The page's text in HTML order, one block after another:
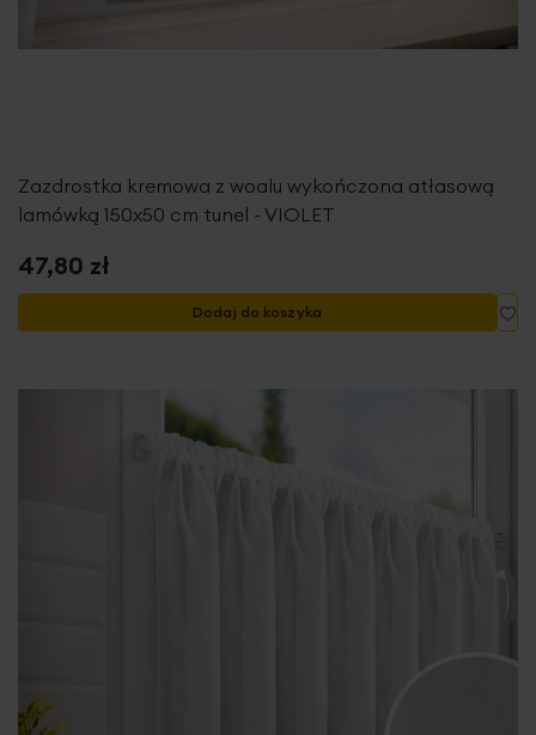
Zazdrostka kremowa z woalu wykończona atłasową
lamówką 150x50 cm tunel - VIOLET
47,80 zł
Dodaj do koszyka